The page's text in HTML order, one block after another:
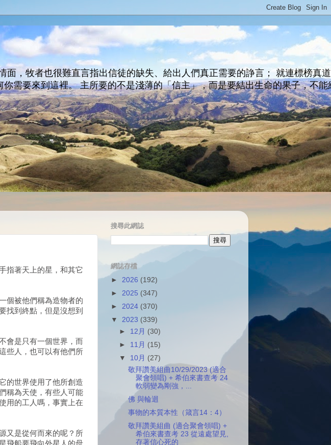
，牧者也很難直言指出信徒的缺失、給出人們真正需要的諍言； 就連標榜真
需要來到這裡。 主所要的不是淺薄的「信主」，而是要結出生命的果子，不能
指著天上的星，和其它
個被他們稱為造物者的
找到終點，但是沒想到
會是只有一個世界，而
些人，也可以有他們所
的世界使用了他所創造
稱為天使，有些人可能
用的工人嗎，事實上在
又是從何而來的呢？所
搜尋此網誌
網誌存檔
► 2026 (192)
► 2025 (347)
► 2024 (370)
▼ 2023 (339)
► 12月 (30)
► 11月 (15)
▼ 10月 (27)
敬拜讚美組曲10/29/2023 (適合
聚會領唱) + 希伯來書查考 24
軟弱變為剛強，...
佛 與輪迴
事物的本質本性（箴言14：4）
敬拜讚美組曲 (適合聚會領唱) +
希伯來書查考 23 從遠處望見,
存著信心死的